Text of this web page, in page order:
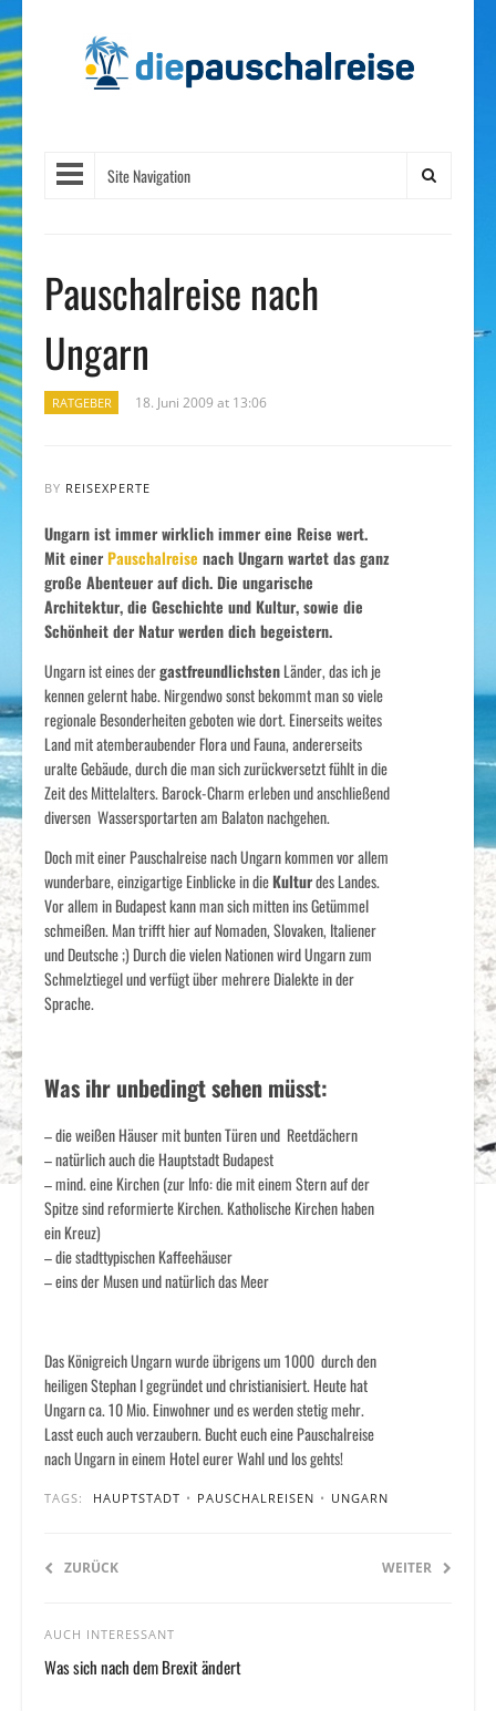
Site Navigation
Pauschalreise nach
Ungarn
RATGEBER 18. Juni 2009 at 13:06
BY REISEXPERTE
Ungarn ist immer wirklich immer eine Reise wert.
Mit einerPauschalreise nach Ungarn wartet das ganz
große Abenteuer auf dich. Die ungarische
Architektur, die Geschichte und Kultur, sowie die
Schönheit der Natur werden dich begeistern.
Ungarn ist eines dergastfreundlichstenLänder, das ich je
kennen gelernt habe. Nirgendwo sonst bekommt man so viele
regionale Besonderheiten geboten wie dort. Einerseits weites
Land mit atemberaubender Flora und Fauna, andererseits
uralte Gebäude, durch die man sich zurückversetzt fühlt in die
Zeit des Mittelalters. Barock-Charm erleben und anschließend
diversen Wassersportarten am Balaton nachgehen.
Doch mit einer Pauschalreise nach Ungarn kommen vor allem
wunderbare, einzigartige Einblicke in dieKulturdes Landes.
Vor allem in Budapest kann man sich mitten ins Getümmel
schmeißen. Man trifft hier auf Nomaden, Slovaken, Italiener
und Deutsche ;) Durch die vielen Nationen wird Ungarn zum
Schmelztiegel und verfügt über mehrere Dialekte in der
Sprache.
Was ihr unbedingt sehen müsst:
– die weißen Häuser mit bunten Türen und Reetdächern
– natürlich auch die Hauptstadt Budapest
– mind. eine Kirchen (zur Info: die mit einem Stern auf der
Spitze sind reformierte Kirchen. Katholische Kirchen haben
ein Kreuz)
– die stadttypischen Kaffeehäuser
– eins der Musen und natürlich das Meer
Das Königreich Ungarn wurde übrigens um 1000 durch den
heiligen Stephan I gegründet und christianisiert. Heute hat
Ungarn ca. 10 Mio. Einwohner und es werden stetig mehr.
Lasst euch auch verzaubern. Bucht euch eine Pauschalreise
nach Ungarn in einem Hotel eurer Wahl und los gehts!
TAGS: HAUPTSTADT • PAUSCHALREISEN • UNGARN
ZURÜCK WEITER
AUCH INTERESSANT
Was sich nach dem Brexit ändert